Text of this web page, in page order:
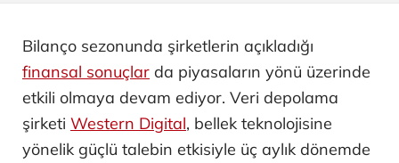
Bilanço sezonunda şirketlerin açıkladığı
finansal sonuçlar da piyasaların yönü üzerinde
etkili olmaya devam ediyor. Veri depolama
şirketi Western Digital, bellek teknolojisine
yönelik güçlü talebin etkisiyle üç aylık dönemde